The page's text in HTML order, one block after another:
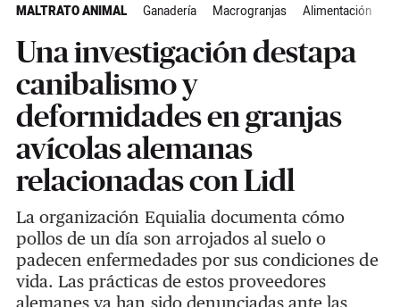
MALTRATO ANIMAL Ganadería Macrogranjas Alimentación
Una investigación destapa
canibalismo y
deformidades en granjas
avícolas alemanas
relacionadas con Lidl
La organización Equialia documenta cómo
pollos de un día son arrojados al suelo o
padecen enfermedades por sus condiciones de
vida. Las prácticas de estos proveedores
alemanes ya han sido denunciadas ante las